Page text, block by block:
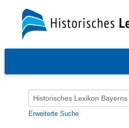
Erweiterte Suche